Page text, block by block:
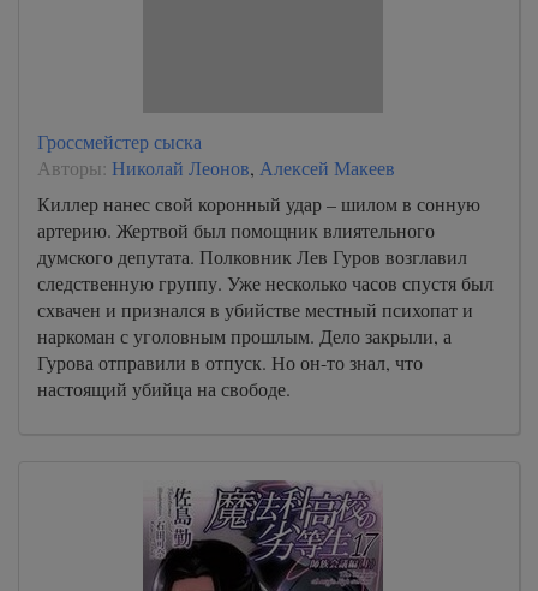
Гроссмейстер сыска
Авторы: Николай Леонов, Алексей Макеев
Киллер нанес свой коронный удар – шилом в сонную
артерию. Жертвой был помощник влиятельного
думского депутата. Полковник Лев Гуров возглавил
следственную группу. Уже несколько часов спустя был
схвачен и признался в убийстве местный психопат и
наркоман с уголовным прошлым. Дело закрыли, а
Гурова отправили в отпуск. Но он-то знал, что
настоящий убийца на свободе.